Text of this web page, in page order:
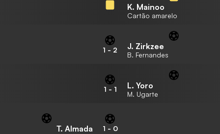
K. Mainoo
Cartão amarelo
1 - 2 J. Zirkzee
B. Fernandes
1 - 1 L. Yoro
M. Ugarte
T. Almada 1 - 0